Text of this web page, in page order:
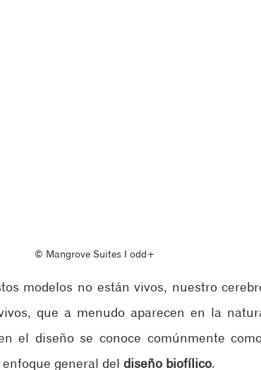
© Mangrove Suites ‖ odd+
modelos no están vivos, nuestro
que a menudo aparecen en la
el diseño se conoce comúnmente
general del diseño biofílico.